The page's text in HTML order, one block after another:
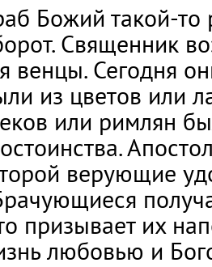
Божий такой-
Священник
венцы. Сегодня
из цветов или
или римлян
верующие
призывает их
любовью и